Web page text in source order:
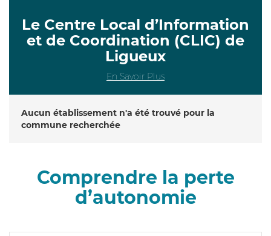
Le Centre Local d’Information
et de Coordination (CLIC) de
Ligueux
En Savoir Plus
Aucun établissement n'a été trouvé pour la
commune recherchée
Comprendre la perte
d’autonomie